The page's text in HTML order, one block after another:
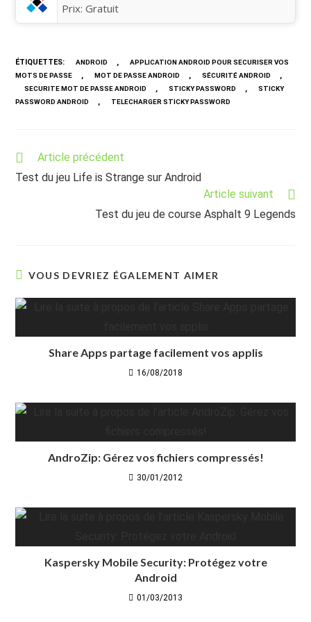
Prix:Gratuit
ÉTIQUETTES: ANDROID ,
APPLICATION ANDROID POUR SECURISER VOS
MOTS DE PASSE
, MOT DE PASSE ANDROID , SÉCURITÉ ANDROID ,
SECURITE MOT DE PASSE ANDROID , STICKY PASSWORD ,
STICKY
PASSWORD ANDROID
, TELECHARGER STICKY PASSWORD
Read
articles
Article précédent
Test du jeu Life is Strange sur Android
Article suivant
Test du jeu de course Asphalt 9 Legends
VOUS DEVRIEZ ÉGALEMENT AIMER
Share Apps partage facilement vos applis
16/08/2018
AndroZip: Gérez vos fichiers compressés!
30/01/2012
Kaspersky Mobile Security: Protégez votre
Android
01/03/2013